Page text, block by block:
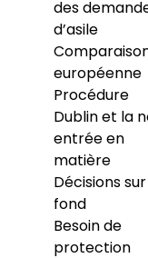
des
d’asile
européenne
Procédure
Dublin et la
entrée en
matière
Décisions
fond
Besoin de
protection